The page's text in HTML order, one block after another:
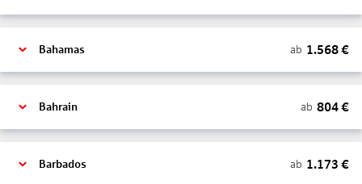
Bahamas ab 1.568€
Bahrain ab 804€
Barbados ab 1.173 €